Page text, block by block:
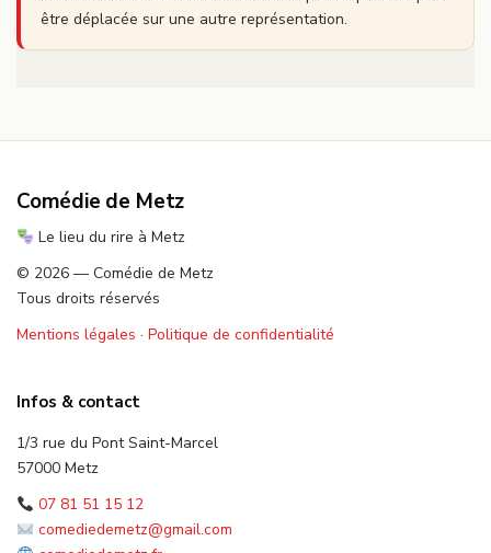
être déplacée sur une autre représentation.
Comédie de Metz
Le lieu du rire à Metz
© 2026 — Comédie de Metz
Tous droits réservés
Mentions légales · Politique de confidentialité
Infos & contact
1/3 rue du Pont Saint-Marcel
57000 Metz
07 81 51 15 12
comediedemetz@gmail.com